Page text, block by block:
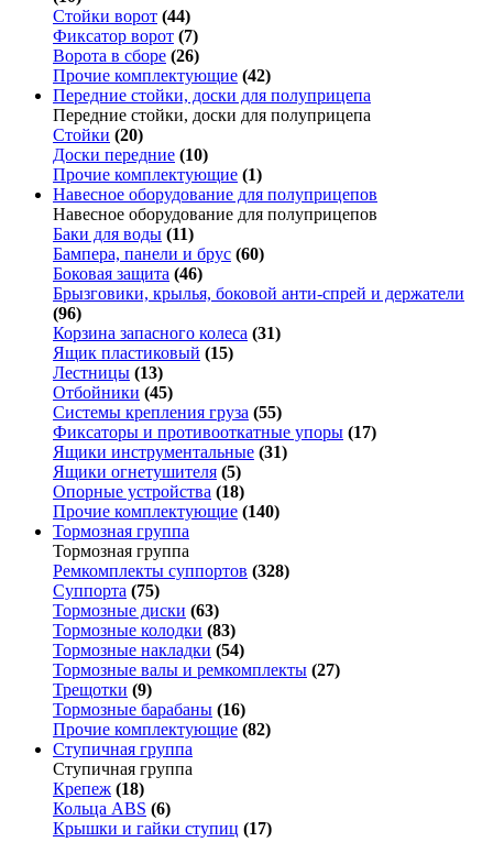
Стойки ворот (44)
Фиксатор ворот (7)
Ворота в сборе (26)
Прочие комплектующие (42)
Передние стойки, доски для полуприцепа
Передние стойки, доски для полуприцепа
Стойки (20)
Доски передние (10)
Прочие комплектующие (1)
Навесное оборудование для полуприцепов
Навесное оборудование для полуприцепов
Баки для воды (11)
Бампера, панели и брус (60)
Боковая защита (46)
Брызговики, крылья, боковой анти-спрей и держатели
(96)
Корзина запасного колеса (31)
Ящик пластиковый (15)
Лестницы (13)
Отбойники (45)
Системы крепления груза (55)
Фиксаторы и противооткатные упоры (17)
Ящики инструментальные (31)
Ящики огнетушителя (5)
Опорные устройства (18)
Прочие комплектующие (140)
Тормозная группа
Тормозная группа
Ремкомплекты суппортов (328)
Суппорта (75)
Тормозные диски (63)
Тормозные колодки (83)
Тормозные накладки (54)
Тормозные валы и ремкомплекты (27)
Трещотки (9)
Тормозные барабаны (16)
Прочие комплектующие (82)
Ступичная группа
Ступичная группа
Крепеж (18)
Кольца ABS (6)
Крышки и гайки ступиц (17)